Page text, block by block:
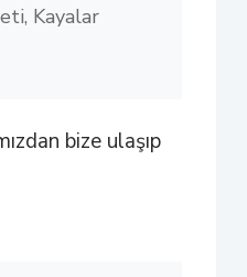
Kayalar
bize ulaşıp